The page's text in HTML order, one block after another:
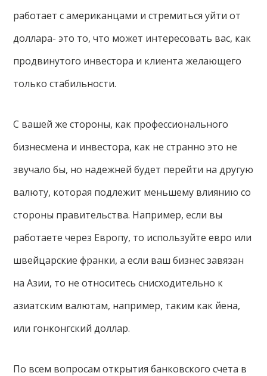
работает с американцами и стремиться уйти от
доллара- это то, что может интересовать вас, как
продвинутого инвестора и клиента желающего
только стабильности.
С вашей же стороны, как профессионального
бизнесмена и инвестора, как не странно это не
звучало бы, но надежней будет перейти на другую
валюту, которая подлежит меньшему влиянию со
стороны правительства. Например, если вы
работаете через Европу, то используйте евро или
швейцарские франки, а если ваш бизнес завязан
на Азии, то не относитесь снисходительно к
азиатским валютам, например, таким как йена,
или гонконгский доллар.
По всем вопросам открытия банковского счета в